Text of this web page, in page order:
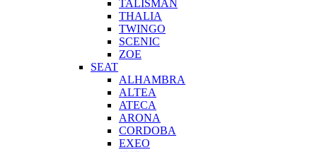
TALISMAN
THALIA
TWINGO
SCENIC
ZOE
SEAT
ALHAMBRA
ALTEA
ATECA
ARONA
CORDOBA
EXEO